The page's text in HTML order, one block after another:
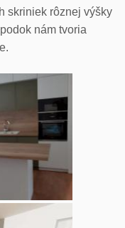
skriniek rôznej výšky
nám tvoria